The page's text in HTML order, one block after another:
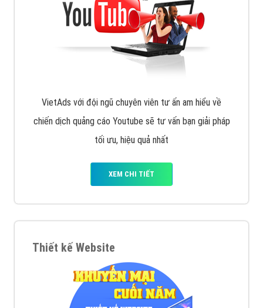
VietAds với đội ngũ chuyên viên tư ấn am hiểu về
chiến dịch quảng cáo Youtube sẽ tư vấn bạn giải pháp
tối ưu, hiệu quả nhất
XEM CHI TIẾT
Thiết kế Website